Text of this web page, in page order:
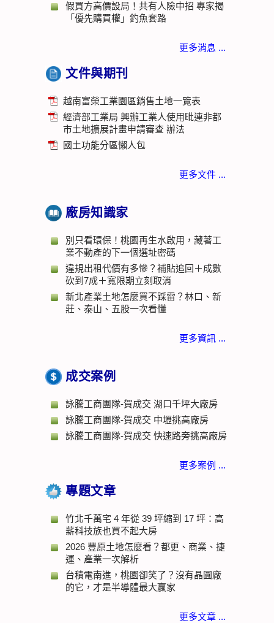
假買方高價設局！共有人險中招 專家揭
「優先購買權」釣魚套路
更多消息 ...
文件與期刊
越南富榮工業園區銷售土地一覽表
經濟部工業局 興辦工業人使用毗連非都
市土地擴展計畫申請審查 辦法
國土功能分區懶人包
更多文件 ...
廠房知識家
別只看環保！桃園再生水啟用，藏著工
業不動產的下一個選址密碼
違規出租代價有多慘？補貼追回＋成數
砍到7成＋寬限期立刻取消
新北產業土地怎麼買不踩雷？林口、新
莊、泰山、五股一次看懂
更多資訊 ...
成交案例
詠騰工商團隊-賀成交 湖口千坪大廠房
詠騰工商團隊-賀成交 中壢挑高廠房
詠騰工商團隊-賀成交 快速路旁挑高廠房
更多案例 ...
專題文章
竹北千萬宅 4 年從 39 坪縮到 17 坪：高
薪科技族也買不起大房
2026 豐原土地怎麼看？都更、商業、捷
運、產業一次解析
台積電南進，桃園卻笑了？沒有晶圓廠
的它，才是半導體最大贏家
更多文章 ...